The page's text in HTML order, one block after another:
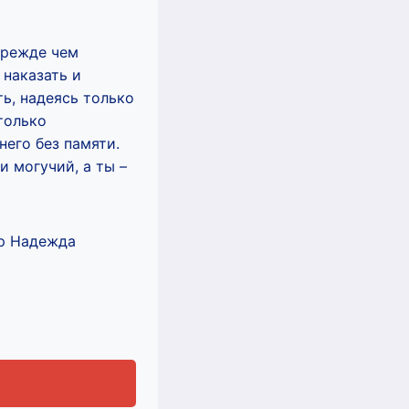
чем
и
надеясь только
без памяти.
могучий, а ты –
Надежда